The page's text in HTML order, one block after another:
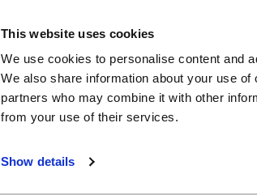
This website uses cookies
We use cookies to personalise content and
We also share information about your use
partners who may combine it with other
from your use of their services.
Show details
製品・サービス
製